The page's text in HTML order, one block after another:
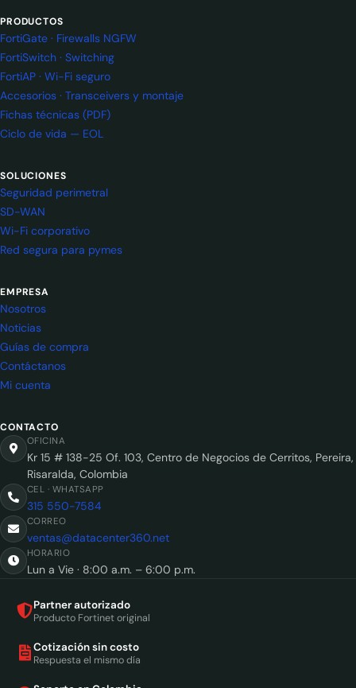
PRODUCTOS
FortiGate · Firewalls NGFW
FortiSwitch · Switching
FortiAP · Wi-Fi seguro
Accesorios · Transceivers y montaje
Fichas técnicas (PDF)
Ciclo de vida — EOL
SOLUCIONES
Seguridad perimetral
SD-WAN
Wi-Fi corporativo
Red segura para pymes
EMPRESA
Nosotros
Noticias
Guías de compra
Contáctanos
Mi cuenta
CONTACTO
OFICINA
Kr 15 # 138-25 Of. 103, Centro de Negocios de Cerritos, Pereira,
Risaralda, Colombia
CEL · WHATSAPP
315 550-7584
CORREO
ventas@datacenter360.net
HORARIO
Lun a Vie · 8:00 a.m. – 6:00 p.m.
Partner autorizado
Producto Fortinet original
Cotización sin costo
Respuesta el mismo día